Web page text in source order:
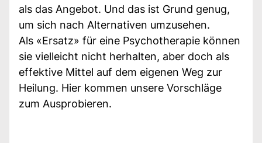
als das Angebot. Und das ist Grund genug,
um sich nach Alternativen umzusehen.
Als «Ersatz» für eine Psychotherapie können
sie vielleicht nicht herhalten, aber doch als
effektive Mittel auf dem eigenen Weg zur
Heilung. Hier kommen unsere Vorschläge
zum Ausprobieren.